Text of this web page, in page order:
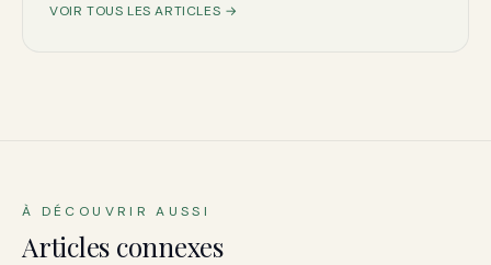
VOIR TOUS LES ARTICLES →
À DÉCOUVRIR AUSSI
Articles connexes